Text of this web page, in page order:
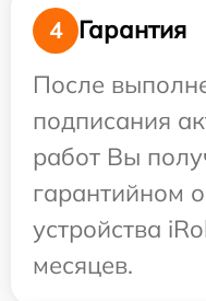
4
Гарантия
После
подписания
работ Вы
гарантийном
устройства
месяцев.